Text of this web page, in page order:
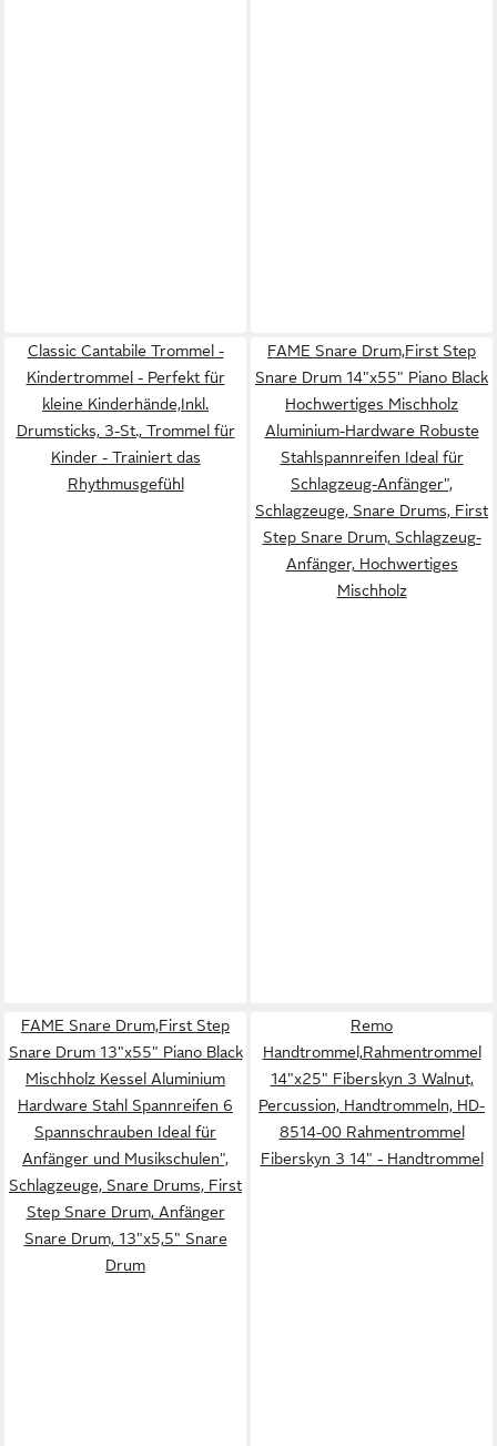
Classic Cantabile Trommel -
Kindertrommel - Perfekt für
kleine Kinderhände,Inkl.
Drumsticks, 3-St., Trommel für
Kinder - Trainiert das
Rhythmusgefühl
FAME Snare Drum,First Step
Snare Drum 14"x55" Piano Black
Hochwertiges Mischholz
Aluminium-Hardware Robuste
Stahlspannreifen Ideal für
Schlagzeug-Anfänger",
Schlagzeuge, Snare Drums, First
Step Snare Drum, Schlagzeug-
Anfänger, Hochwertiges
Mischholz
FAME Snare Drum,First Step
Snare Drum 13"x55" Piano Black
Mischholz Kessel Aluminium
Hardware Stahl Spannreifen 6
Spannschrauben Ideal für
Anfänger und Musikschulen",
Schlagzeuge, Snare Drums, First
Step Snare Drum, Anfänger
Snare Drum, 13"x5,5" Snare
Drum
Remo
Handtrommel,Rahmentrommel
14"x25" Fiberskyn 3 Walnut,
Percussion, Handtrommeln, HD-
8514-00 Rahmentrommel
Fiberskyn 3 14" - Handtrommel